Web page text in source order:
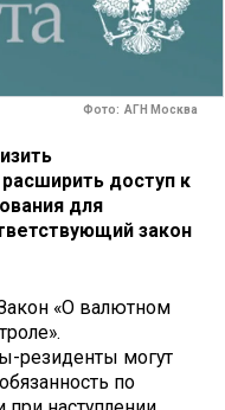
Фото: АГН Москва
доступ к
для
закон
«О валютном
резиденты могут
по